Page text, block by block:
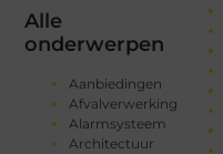
Alle
onderwerpen
Aanbiedingen
Afvalverwerking
Alarmsysteem
Architectuur